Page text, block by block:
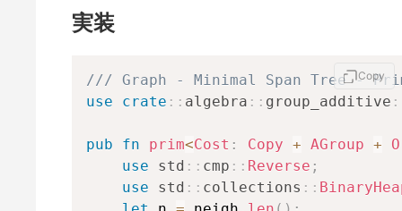
実装
/// Graph - Minimal Span Tree -
use
crate :: algebra :: group_additive
pub fn prim<Cost : Copy + AGroup +
use
std :: cmp :: Reverse ;
use
std :: collections ::
Copy